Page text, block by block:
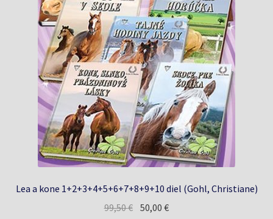
Lea a kone 1+2+3+4+5+6+7+8+9+10 diel (Gohl, Christiane)
99,50€ Pôvodná
50,00€Aktuálna